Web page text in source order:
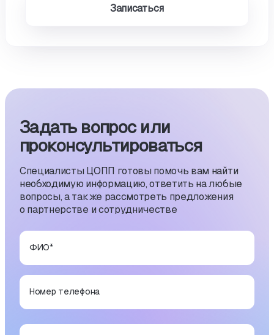
Записаться
Задать вопрос или
проконсуль­тиро­ваться
Специалисты ЦОПП готовы помочь вам найти
необходимую информацию, ответить на любые
вопросы, а также рассмотреть предложения
о партнерстве и сотрудничестве
ФИО*
Номер телефона